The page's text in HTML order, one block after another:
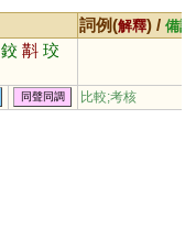
詞例(解釋) / 備註
鉸 斠 珓
同聲同調 比較;考核